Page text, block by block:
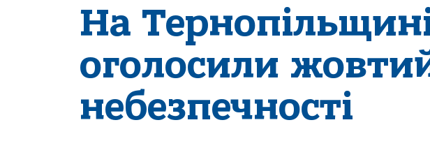
На
оголосили
небезпечності